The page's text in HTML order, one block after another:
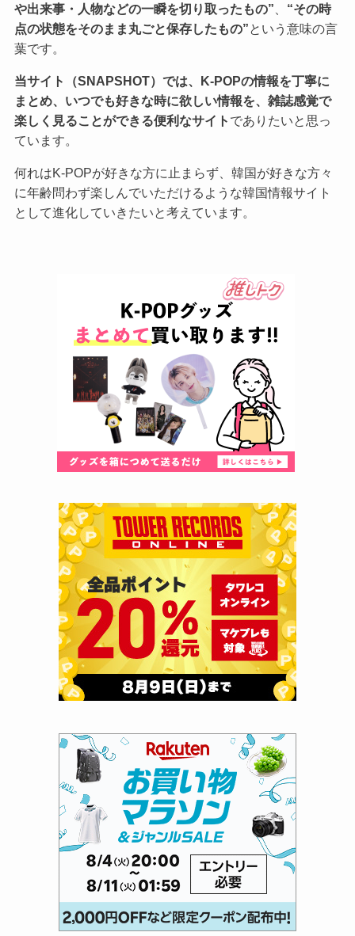
や出来事・人物などの一瞬を切り取ったもの”
“その時
点の状態をそのまま丸ごと保存したもの”という意味の言
葉です。
当サイト（SNAPSHOT）では、K-POPの情報を丁寧に
まとめ、いつでも好きな時に欲しい情報を、雑誌感覚で
楽しく見ることができる便利なサイト でありたいと思っ
ています。
何れはK-POPが好きな方に止まらず、韓国が好きな方々
に年齢問わず楽しんでいただけるような韓国情報サイト
として進化していきたいと考えています。